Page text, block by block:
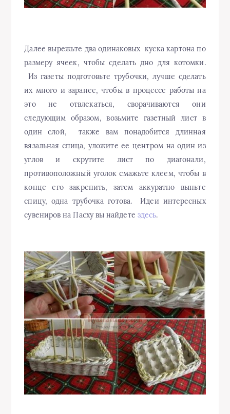
Далее вырежьте два одинаковых куска картона по
размеру ячеек, чтобы сделать дно для котомки.
Из газеты подготовьте трубочки, лучше сделать
их много и заранее, чтобы в процессе работы на
это не отвлекаться, сворачиваются они
следующим образом, возьмите газетный лист в
один слой, также вам понадобится длинная
вязальная спица, уложите ее центром на один из
углов и скрутите лист по диагонали,
противоположный уголок смажьте клеем, чтобы в
конце его закрепить, затем аккуратно выньте
спицу, одна трубочка готова. Идеи интересных
сувениров на Пасху вы найдете здесь.